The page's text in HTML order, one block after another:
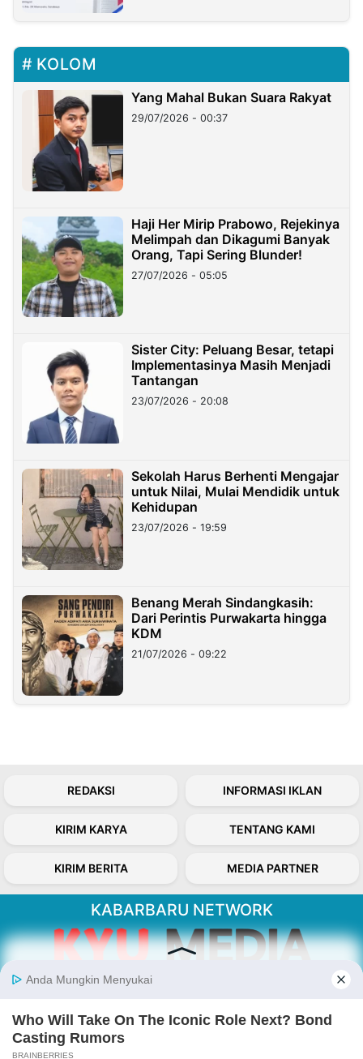
KOLOM
Yang Mahal Bukan Suara Rakyat
29/07/2026 - 00:37
Haji Her Mirip Prabowo, Rejekinya
Melimpah dan Dikagumi Banyak
Orang, Tapi Sering Blunder!
27/07/2026 - 05:05
Sister City: Peluang Besar, tetapi
Implementasinya Masih Menjadi
Tantangan
23/07/2026 - 20:08
Sekolah Harus Berhenti Mengajar
untuk Nilai, Mulai Mendidik untuk
Kehidupan
23/07/2026 - 19:59
Benang Merah Sindangkasih:
Dari Perintis Purwakarta hingga
KDM
21/07/2026 - 09:22
REDAKSI INFORMASI IKLAN
KIRIM KARYA TENTANG KAMI
KIRIM BERITA MEDIA PARTNER
KABARBARU NETWORK
Kabarbaru.co menyajikan berita aktual dan